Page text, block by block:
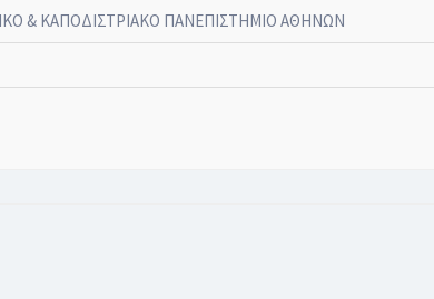
& ΚΑΠΟΔΙΣΤΡΙΑΚΟ ΠΑΝΕΠΙΣΤΗΜΙΟ ΑΘΗΝΩΝ